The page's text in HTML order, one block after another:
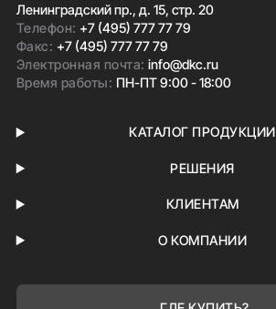
Ленинградский пр., д. 15, стр. 20
Телефон: +7 (495) 777 77 79
Факс: +7 (495) 777 77 79
Электронная почта:info@dkc.ru
Время работы: ПН-ПТ 9:00 - 18:00
КАТАЛОГ ПРОДУКЦИИ
РЕШЕНИЯ
КЛИЕНТАМ
О КОМПАНИИ